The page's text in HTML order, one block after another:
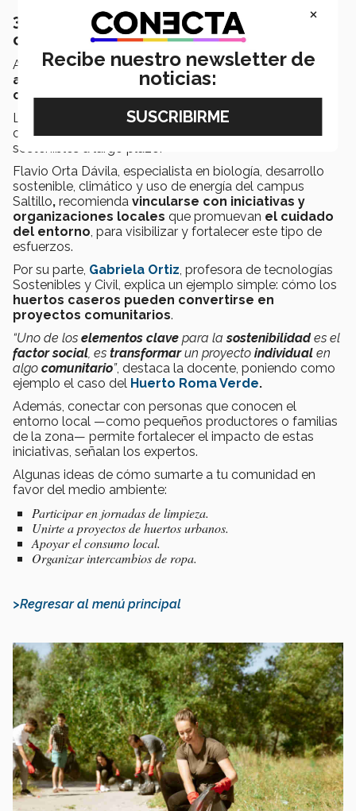
3. Acciones para cuidar al planeta como
comunidad
Además de las acciones individuales,cuidar el medio
ambiente
también implicagenerar un impacto
colectivo.
Los especialistas del Tec destacan que involucrarse
con la comunidad es clave para lograr cambios
sostenibles a largo plazo.
Flavio Orta Dávila, especialista en biología, desarrollo
sostenible, climático y uso de energía del campus
Saltillo, recomienda vincularse con iniciativas y
organizaciones locales que promuevan el cuidado
del entorno, para visibilizar y fortalecer este tipo de
esfuerzos.
Por su parte, Gabriela Ortiz, profesora de tecnologías
Sostenibles y Civil, explica un ejemplo simple: cómo los
huertos caseros pueden convertirse en
proyectos comunitarios.
“Uno de los elementos clave para lasostenibilidades el
factor social, es transformarun proyecto individual en
algo comunitario”, destaca la docente, poniendo como
ejemplo el caso del Huerto Roma Verde.
Además, conectar con personas que conocen el
entorno local —como pequeños productores o familias
de la zona— permite fortalecer el impacto de estas
iniciativas, señalan los expertos.
Algunas ideas de cómo sumarte a tu comunidad en
favor del medio ambiente:
Participar en jornadas de limpieza.
Unirte a proyectos de huertos urbanos.
Apoyar el consumo local.
Organizar intercambios de ropa.
>Regresar al menú principal
×
Recibe nuestro newsletter de
noticias: